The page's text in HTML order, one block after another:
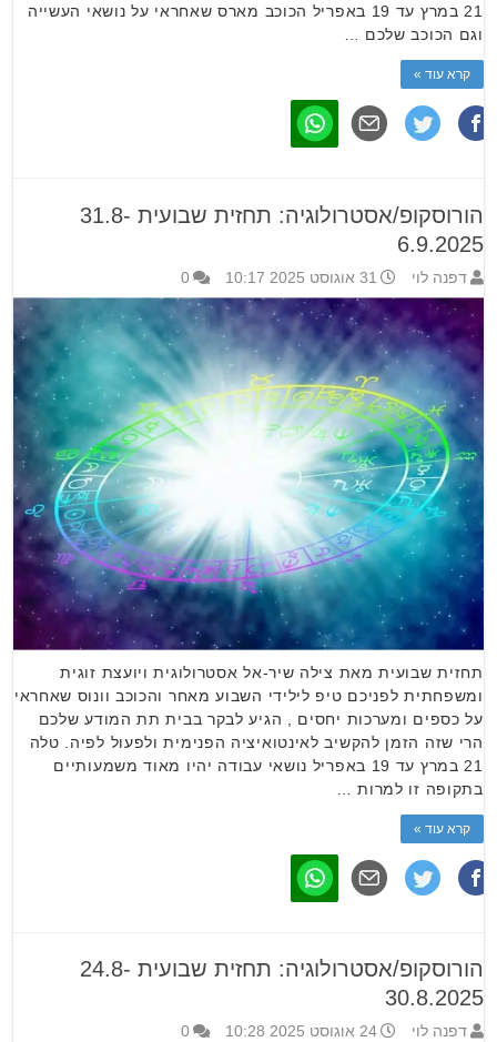
21 במרץ עד 19 באפריל הכוכב מארס שאחראי על נושאי העשייה
וגם הכוכב שלכם …
קרא עוד »
הורוסקופ/אסטרולוגיה: תחזית שבועית 31.8-
6.9.2025
דפנה לוי 31 אוגוסט 2025 10:17 0
תחזית שבועית מאת צילה שיר-אל אסטרולוגית ויועצת זוגית
ומשפחתית לפניכם טיפ לילידי השבוע מאחר והכוכב וונוס שאחראי
על כספים ומערכות יחסים , הגיע לבקר בבית תת המודע שלכם
הרי שזה הזמן להקשיב לאינטואיציה הפנימית ולפעול לפיה. טלה
21 במרץ עד 19 באפריל נושאי עבודה יהיו מאוד משמעותיים
בתקופה זו למרות …
קרא עוד »
הורוסקופ/אסטרולוגיה: תחזית שבועית 24.8-
30.8.2025
דפנה לוי 24 אוגוסט 2025 10:28 0